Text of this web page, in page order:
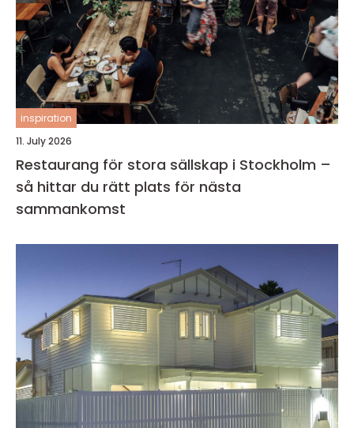
inspiration
11. July 2026
Restaurang för stora sällskap i Stockholm –
så hittar du rätt plats för nästa
sammankomst